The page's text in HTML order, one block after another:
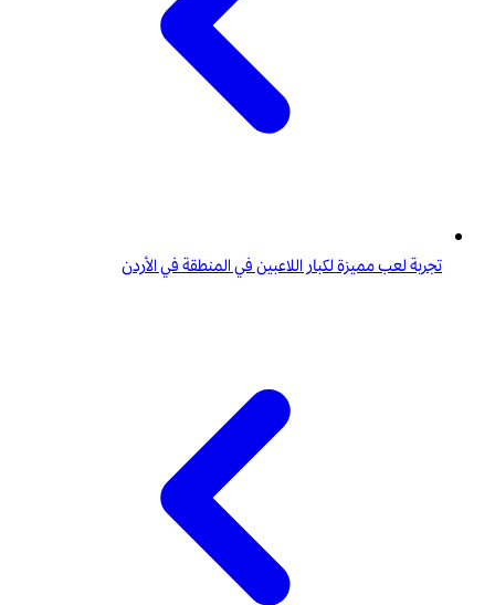
تجربة لعب مميزة لكبار اللاعبين في المنطقة في الأردن